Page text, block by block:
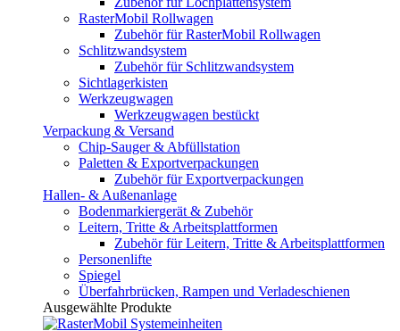
RasterMobil Rollwagen
Zubehör für RasterMobil Rollwagen
Schlitzwandsystem
Zubehör für Schlitzwandsystem
Sichtlagerkisten
Werkzeugwagen
Werkzeugwagen bestückt
Verpackung & Versand
Chip-Sauger & Abfüllstation
Paletten & Exportverpackungen
Zubehör für Exportverpackungen
Hallen- & Außenanlage
Bodenmarkiergerät & Zubehör
Leitern, Tritte & Arbeitsplattformen
Zubehör für Leitern, Tritte & Arbeitsplattformen
Personenlifte
Spiegel
Überfahrbrücken, Rampen und Verladeschienen
Ausgewählte Produkte